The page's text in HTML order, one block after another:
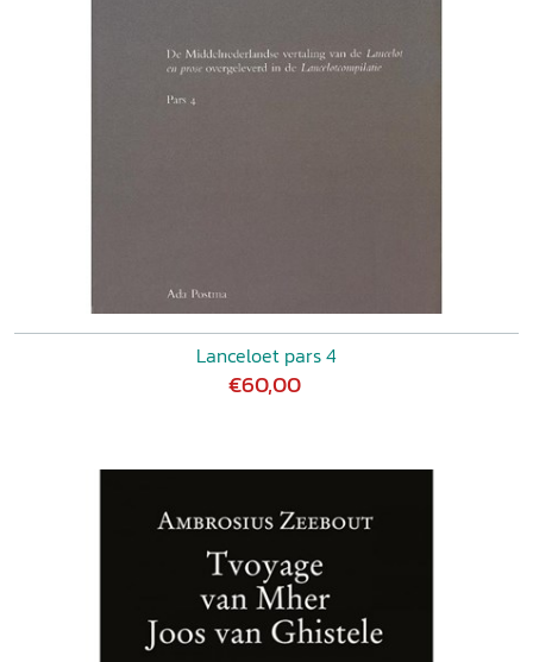
Lanceloet pars 4
€60,00